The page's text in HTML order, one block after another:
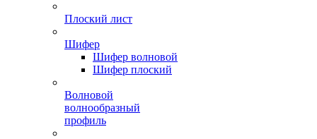
Плоский лист
Шифер
Шифер волновой
Шифер плоский
Волновой
волнообразный
профиль